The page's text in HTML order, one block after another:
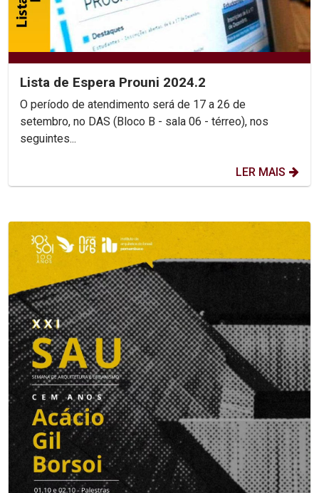
Lista de Espera Prouni 2024.2
O período de atendimento será de 17 a 26 de
setembro, no DAS (Bloco B - sala 06 - térreo), nos
seguintes...
LER MAIS